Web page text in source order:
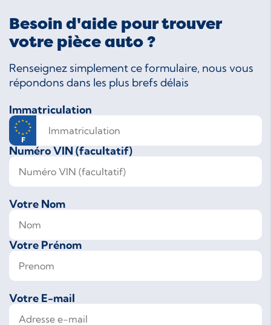
Besoin d'aide pour trouver
votre pièce auto ?
Renseignez simplement ce formulaire, nous vous
répondons dans les plus brefs délais
Immatriculation
Numéro VIN (facultatif)
Votre Nom
Votre Prénom
Votre E-mail